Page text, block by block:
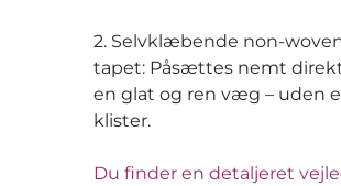
2. Selvklæbende non-
tapet: Påsættes nemt
en glat og ren væg – uden
klister.
Du finder en detaljeret